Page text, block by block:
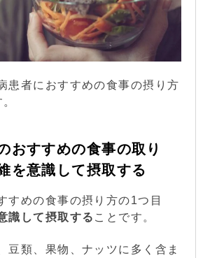
患者におすすめの食事の摂り方
おすすめの食事の取り
を意識して摂取する
すめの食事の摂り方の1つ目
識して摂取する ことです。
豆類、果物、ナッツに多く含ま